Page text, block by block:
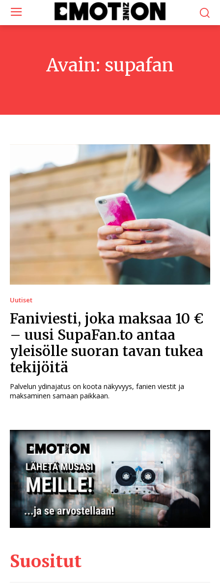
Avain: supafan
Uutiset
Faniviesti, joka maksaa 10 €
– uusi SupaFan.to antaa
yleisölle suoran tavan tukea
tekijöitä
Palvelun ydinajatus on koota näkyvyys, fanien viestit ja
maksaminen samaan paikkaan.
Suositut